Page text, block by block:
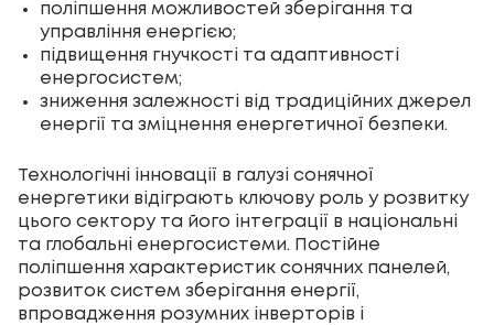
поліпшення можливостей зберігання та
управління енергією;
підвищення гнучкості та адаптивності
енергосистем;
зниження залежності від традиційних джерел
енергії та зміцнення енергетичної безпеки.
Технологічні інновації в галузі сонячної
енергетики відіграють ключову роль у розвитку
цього сектору та його інтеграції в національні
та глобальні енергосистеми. Постійне
поліпшення характеристик сонячних панелей,
розвиток систем зберігання енергії,
впровадження розумних інверторів і